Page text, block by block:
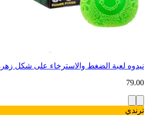
نيدوه لعبة الضغط والاسترخاء على شكل
79.00
ترندي